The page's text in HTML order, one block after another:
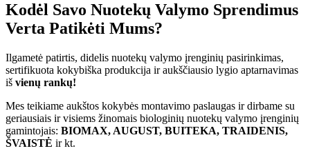
Kodėl Savo Nuotekų Valymo Sprendimus
Verta Patikėti Mums?
Ilgametė patirtis, didelis nuotekų valymo įrenginių pasirinkimas,
sertifikuota kokybiška produkcija ir aukščiausio lygio aptarnavimas
iš vienų rankų!
Mes teikiame aukštos kokybės montavimo paslaugas ir dirbame su
geriausiais ir visiems žinomais biologinių nuotekų valymo įrenginių
gamintojais: BIOMAX, AUGUST, BUITEKA, TRAIDENIS,
ŠVAISTĖ ir kt.